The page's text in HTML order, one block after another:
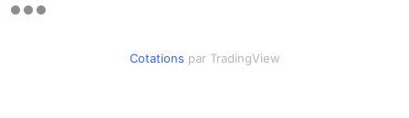
Cotations par TradingView